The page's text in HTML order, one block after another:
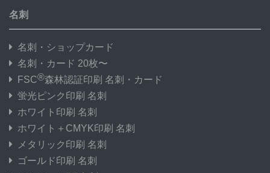
名刺
名刺・ショップカード
名刺・カード 20枚〜
FSC®森林認証印刷 名刺・カード
蛍光ピンク印刷 名刺
ホワイト印刷 名刺
ホワイト＋CMYK印刷 名刺
メタリック印刷 名刺
ゴールド印刷 名刺